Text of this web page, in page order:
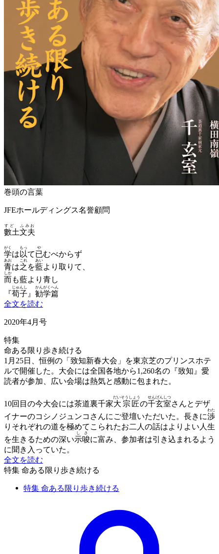
巻頭の言葉
JFEホールディングス名誉顧問
數土文夫
すど ふみお
学
がく
は 以
もっ
て已
や
むべからず
青
あお
は之
これ
を藍
あい
より取りて、
而
しか
も藍より青し
『荀子
じゅんし
』 勧学篇
かんがくへん
全文を読む
2020年4月号
特集
命ある限り歩き続ける
1月25日、恒例の「致知新春大会」を東京芝のプリンスホテ
ルで開催した。大会には全国各地から1,260名の『致知』愛
読者が参加、広い会場は熱気と感動に包まれた。
10回目の今大会には茶道裏千家大宗匠
だいそうしょう
の千玄室
せんげんしつ
さんとデザ
イナーのコシノジュンコさんにご登壇いただいた。長きに渉
わた
りそれぞれの道を極めてこられたお二人の話はよりよい人生
を生きるための深い示唆
しさ
に富み、参加者は引き込まれるよう
に聞き入っていた。
全文を読む
特集 命ある限り歩き続ける
特集 命ある限り歩き続ける